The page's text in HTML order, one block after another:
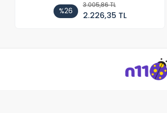
%26
3.005,86 TL
2.226,35 TL